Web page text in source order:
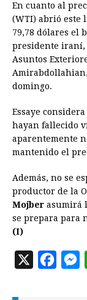
En cuanto al
(WTI) abrió este
79,78 dólares el
presidente iraní,
Asuntos
domingo.
Essaye
hayan fallecido
aparentemente
mantenido el
Además, no se
productor de la
Mojber asumirá
se prepara para
(I)
X